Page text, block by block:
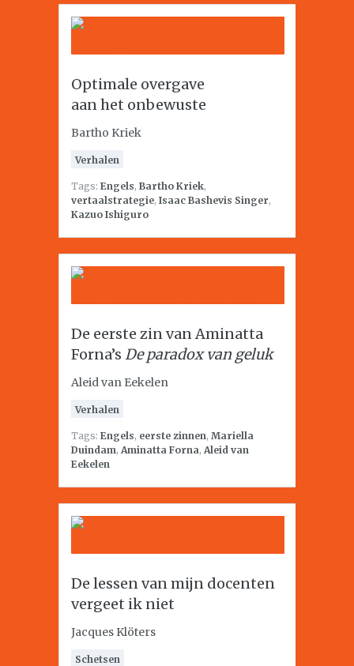
Optimale overgave
aan het onbewuste
Bartho Kriek
Verhalen
Tags: Engels, Bartho Kriek,
vertaalstrategie, Isaac Bashevis Singer,
Kazuo Ishiguro
De eerste zin van Aminatta
Forna’s De paradox van geluk
Aleid van Eekelen
Verhalen
Tags: Engels, eerste zinnen, Mariella
Duindam, Aminatta Forna, Aleid van
Eekelen
De lessen van mijn docenten
vergeet ik niet
Jacques Klöters
Schetsen